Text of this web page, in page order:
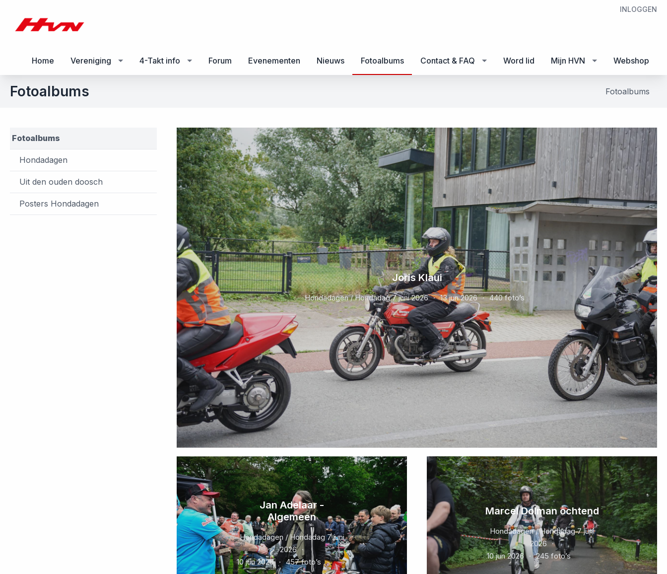
INLOGGEN
Home Vereniging 4-Takt info Forum Evenementen Nieuws Fotoalbums Contact & FAQ Word lid Mijn HVN Webshop
Fotoalbums
Fotoalbums
Fotoalbums
Hondadagen
Uit den ouden doosch
Posters Hondadagen
Joris Klaui
Hondadagen / Hondadag 7 juni 2026 13 jun 2026 440 foto’s
Jan Adelaar -
Algemeen
Hondadagen / Hondadag 7 juni
2026
10 jun 2026
457 foto’s
Marcel Dolman ochtend
Hondadagen / Hondadag 7 juni
2026
10 jun 2026
245 foto’s